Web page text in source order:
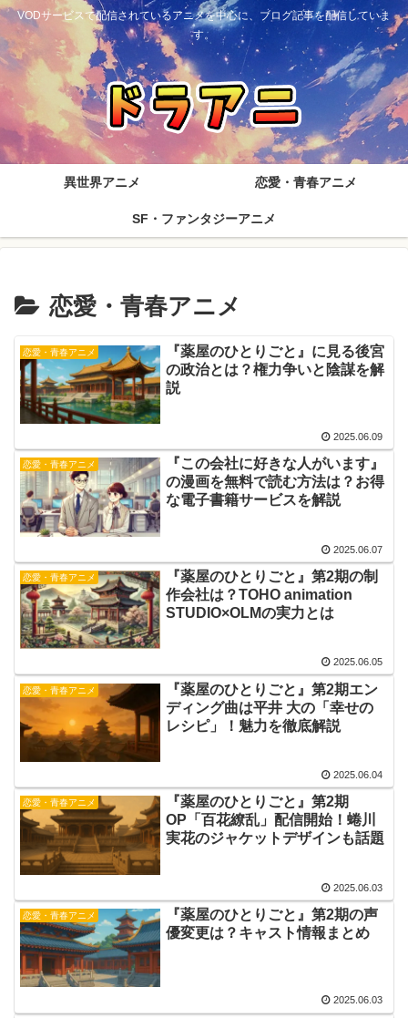
VODサービスで配信されているアニメを中心に、ブログ記事を配信していま
す。
異世界アニメ 恋愛・青春アニメ
SF・ファンタジーアニメ
恋愛・青春アニメ
恋愛・青春アニメ
『薬屋のひとりごと』に見る後宮
の政治とは？権力争いと陰謀を解
説
2025.06.09
恋愛・青春アニメ
『この会社に好きな人がいます』
の漫画を無料で読む方法は？お得
な電子書籍サービスを解説
2025.06.07
恋愛・青春アニメ
『薬屋のひとりごと』第2期の制
作会社は？TOHO animation
STUDIO×OLMの実力とは
2025.06.05
恋愛・青春アニメ
『薬屋のひとりごと』第2期エン
ディング曲は平井 大の「幸せの
レシピ」！魅力を徹底解説
2025.06.04
恋愛・青春アニメ
『薬屋のひとりごと』第2期
OP「百花繚乱」配信開始！蜷川
実花のジャケットデザインも話題
2025.06.03
恋愛・青春アニメ
『薬屋のひとりごと』第2期の声
優変更は？キャスト情報まとめ
2025.06.03